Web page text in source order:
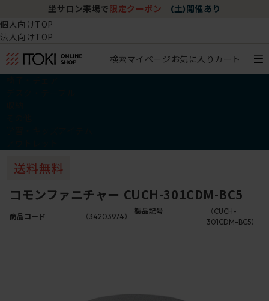
坐サロン来場で 限定クーポン (土)開催あり
個人向けTOP
法人向けTOP
検索マイページ お気に入り カート
コモンファニチャー CUCH-301CDM-BC5
商品コード （34203974）
製品記号
（CUCH-
301CDM-BC5）